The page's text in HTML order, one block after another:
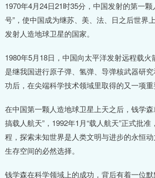
1970年4月24日21时35分，中国发射的第一颗
号”，使中国成为继苏、美、法、日之后世界
发射人造地球卫星的国家。
1980年5月18日，中国向太平洋发射远程载火
是继我国进行原子弹、氢弹、导弹核武器研
功后，在尖端科学技术领域里取得的又一项重
在中国第一颗人造地球卫星上天之后，钱学
搞载人航天”，1992年1月“载人航天”正式批准
程，探索未知世界是人类文明与进步的永恒
生存空间的必然选择。
钱学森在科学领域上的成功，背后有着一位